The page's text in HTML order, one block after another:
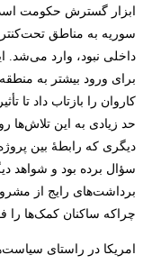
ابزار گسترش حکومت اسد
سوریه به مناطق
داخلی نبود، وارد می‌شد.
برای ورود بیشتر به
کاروان را بازتاب داد تا
حد زیادی به این تلاش‌ها
دیگری که رابطۀ بین
سؤال برده بود و شواهد
برداشت‌های رایج از
چراکه ساکنان کمک‌ها را
امریکا در راستای